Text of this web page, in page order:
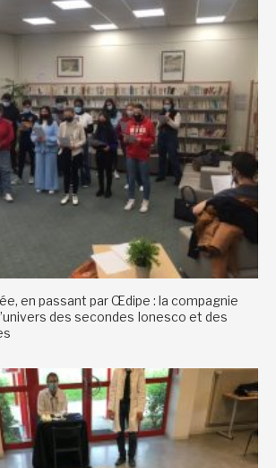
en passant par Œdipe : la compagnie
des secondes Ionesco et des